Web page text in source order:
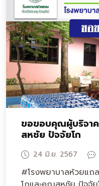
ขอขอบคุณผู้บริจา
สหชัย ปัจจัยโก
24 มิ.ย. 2567
#โรงพยาบาลห้วยแ